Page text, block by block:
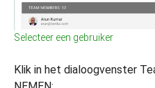
Selecteer een gebruiker
Klik in het dialoogvenster